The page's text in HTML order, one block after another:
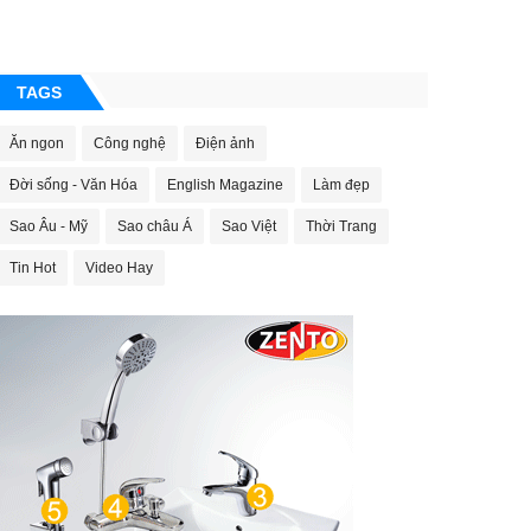
TAGS
Ăn ngon Công nghệ Điện ảnh
Đời sống - Văn Hóa English Magazine Làm đẹp
Sao Âu - Mỹ Sao châu Á Sao Việt Thời Trang
Tin Hot Video Hay